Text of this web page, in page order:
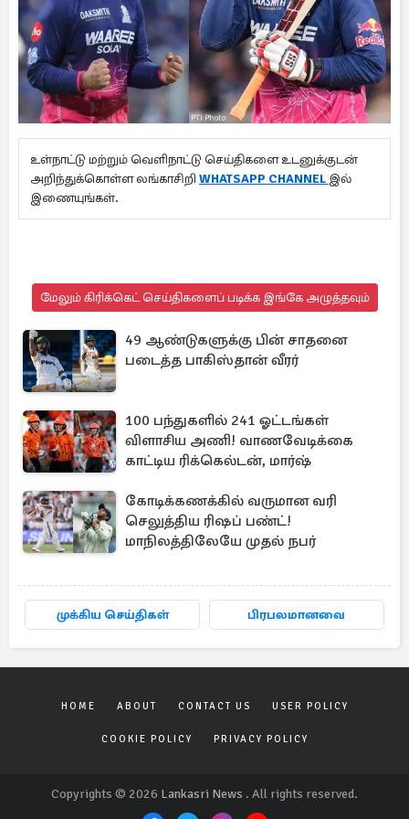
உள்நாட்டு மற்றும் வெளிநாட்டு செய்திகளை உடனுக்குடன்
அறிந்துக்கொள்ள லங்காசிறி WHATSAPP CHANNEL இல்
இணையுங்கள்.
மேலும் கிரிக்கெட் செய்திகளைப் படிக்க இங்கே அழுத்தவும்
49 ஆண்டுகளுக்கு பின் சாதனை
படைத்த பாகிஸ்தான் வீரர்
100 பந்துகளில் 241 ஓட்டங்கள்
விளாசிய அணி! வாணவேடிக்கை
காட்டிய ரிக்கெல்டன், மார்ஷ்
கோடிக்கணக்கில் வருமான வரி
செலுத்திய ரிஷப் பண்ட்!
மாநிலத்திலேயே முதல் நபர்
முக்கிய செய்திகள் பிரபலமானவை
HOME ABOUT CONTACT US USER POLICY
COOKIE POLICY PRIVACY POLICY
Copyrights © 2026 Lankasri News . All rights reserved.